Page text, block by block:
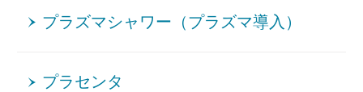
プラズマシャワー（プラズマ導入）
プラセンタ